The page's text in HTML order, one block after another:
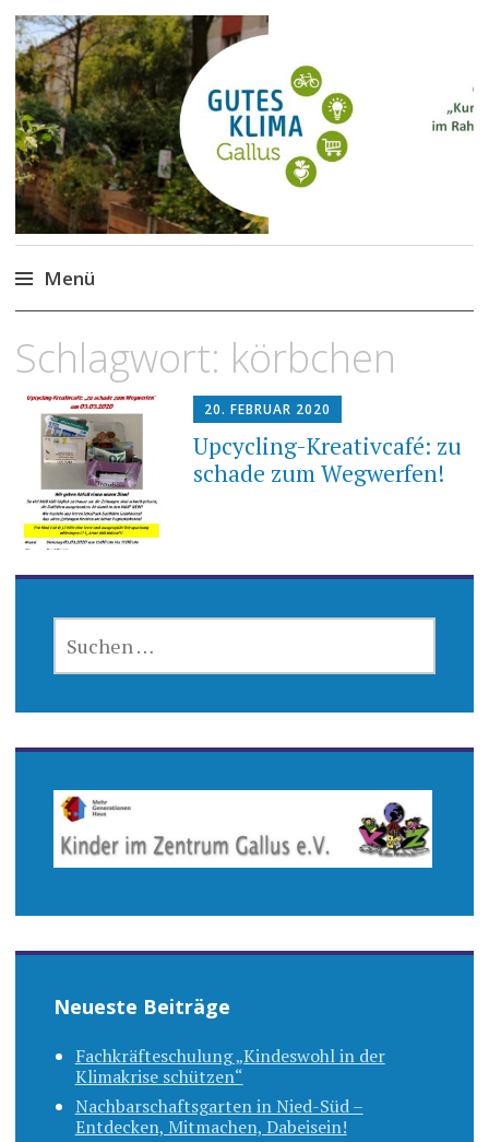
Gutes Klima im Gallus
Kurze Wege für den Klimaschutz
Menü
Inhalt
Schlagwort: körbchen
20. FEBRUAR 2020
Upcycling-Kreativcafé: zu
schade zum Wegwerfen!
NACH:
Neueste Beiträge
Fachkräfteschulung „Kindeswohl in der
Klimakrise schützen“
Nachbarschaftsgarten in Nied-Süd –
Entdecken, Mitmachen, Dabeisein!